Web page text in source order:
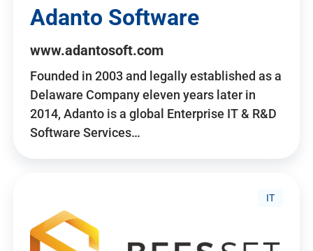
Adanto Software
www.adantosoft.com
Founded in 2003 and legally established as a
Delaware Company eleven years later in
2014, Adanto is a global Enterprise IT & R&D
Software Services…
IT